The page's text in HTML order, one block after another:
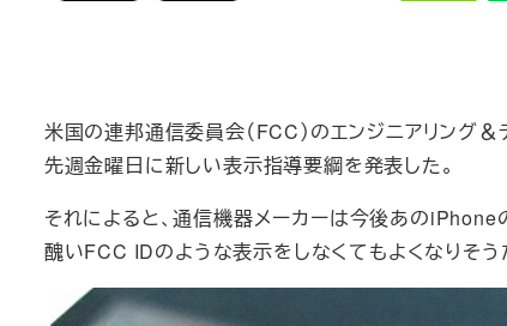
米国の連邦通信委員会（FCC）のエンジニアリング＆
先週金曜日に新しい表示指導要綱を発表した。
それによると、通信機器メーカーは今後あのiPhone
醜いFCC IDのような表示をしなくてもよくなりそう